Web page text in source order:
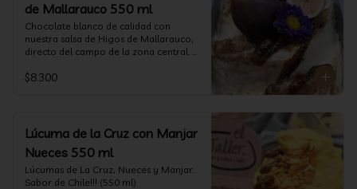
de Mallarauco 550 ml
Chocolate blanco de calidad con
nuestra salsa de Higos de Mallarauco,
directo del campo de la zona central.
$8.300
Lúcuma de la Cruz con Manjar
Nueces 550 ml
Lúcumas de La Cruz, Nueces y Manjar.
Sabor de Chile!!! (550 ml)